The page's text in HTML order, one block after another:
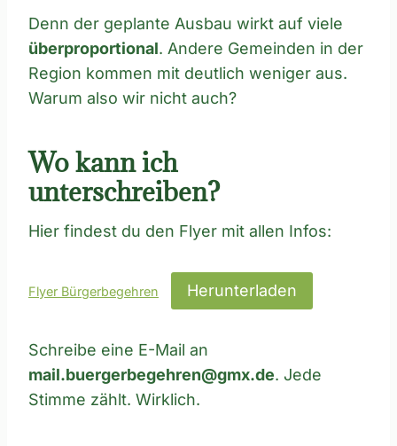
Denn der geplante Ausbau wirkt auf viele
überproportional. Andere Gemeinden in der
Region kommen mit deutlich weniger aus.
Warum also wir nicht auch?
Wo kann ich
unterschreiben?
Hier findest du den Flyer mit allen Infos:
Flyer Bürgerbegehren Herunterladen
Schreibe eine E-Mail an
mail.buergerbegehren@gmx.de. Jede
Stimme zählt. Wirklich.